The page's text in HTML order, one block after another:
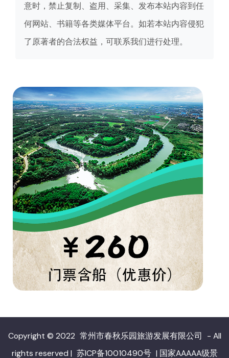
意时，禁止复制、盗用、采集、发布本站内容到任
何网站、书籍等各类媒体平台。如若本站内容侵犯
了原著者的合法权益，可联系我们进行处理。
Copyright © 2022 常州市春秋乐园旅游发展有限公司 - All
rights reserved | 苏ICP备10010490号 | 国家AAAAA级景